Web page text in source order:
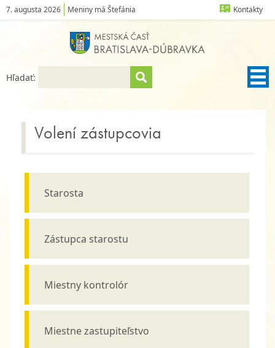
7. augusta 2026 Meniny má Štefánia Kontakty
Hľadať:
Volení zástupcovia
Starosta
Zástupca starostu
Miestny kontrolór
Miestne zastupiteľstvo